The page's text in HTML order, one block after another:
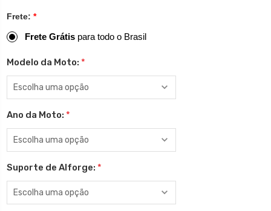
Frete: *
Frete Grátis para todo o Brasil
Modelo da Moto: *
Ano da Moto: *
Suporte de Alforge: *